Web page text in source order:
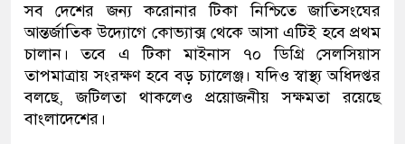
সব দেশের জন্য করোনার টিকা নিশ্চিতে জাতিসংঘের
আন্তর্জাতিক উদ্যোগে কোভ্যাক্স থেকে আসা এটিই হবে প্রথম
চালান। তবে এ টিকা মাইনাস ৭০ ডিগ্রি সেলসিয়াস
তাপমাত্রায় সংরক্ষণ হবে বড় চ্যালেঞ্জ। যদিও স্বাস্থ্য অধিদপ্তর
বলছে, জটিলতা থাকলেও প্রয়োজনীয় সক্ষমতা রয়েছে
বাংলাদেশের।